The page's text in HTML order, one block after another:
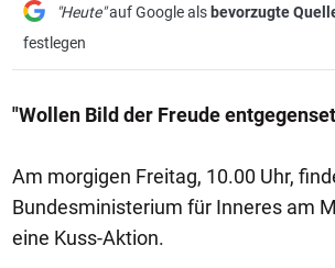
"Heute"auf Google als bevorzugte
festlegen
"Wollen Bild der Freude
Am morgigen Freitag, 10.00 Uhr,
Bundesministerium für Inneres am
eine Kuss-Aktion.